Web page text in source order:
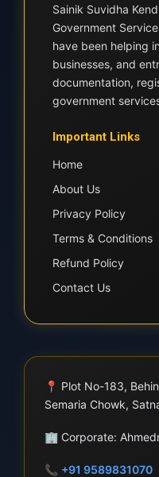
Sainik Suvidha
Government
have been helping
businesses, and
documentation,
government
Important Links
Home
About Us
Privacy Policy
Terms & Conditions
Refund Policy
Contact Us
📍 Plot No-183,
Semaria Chowk,
🏢 Corporate:
📞 +91 9589831070